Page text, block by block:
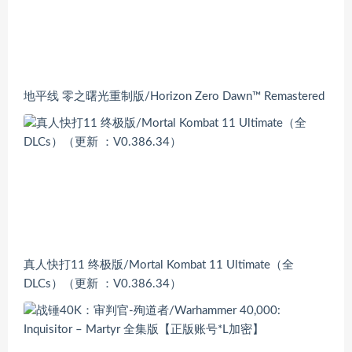
地平线 零之曙光重制版/Horizon Zero Dawn™ Remastered
真人快打11 终极版/Mortal Kombat 11 Ultimate（全
DLCs）（更新 ：V0.386.34）